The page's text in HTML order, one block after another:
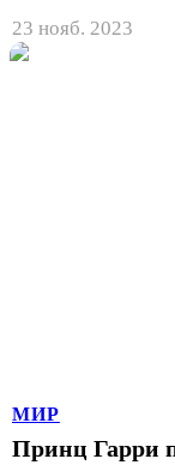
23 нояб. 2023
МИР
Принц Гарри